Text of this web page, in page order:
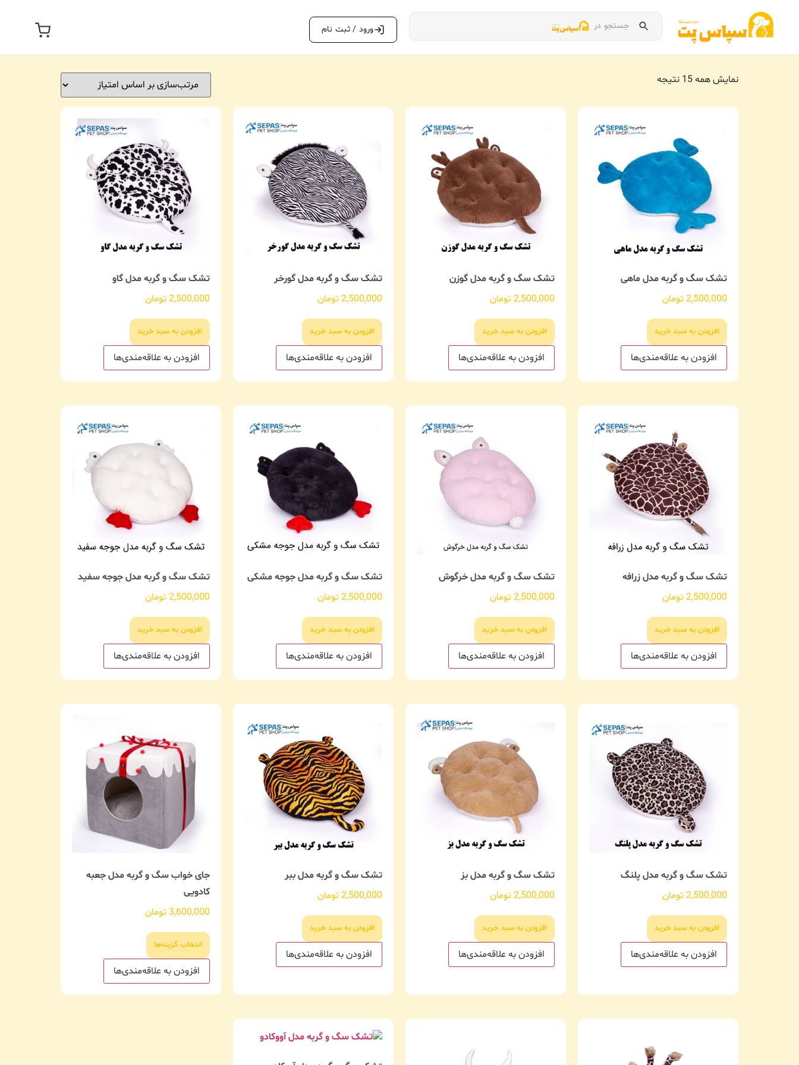
جستجو در ورود / ثبت نام
نمایش همه 15 نتیجه
تشک سگ و گربه مدل ماهی
2,500,000تومان
افزودن به سبد خرید
افزودن به علاقه‌مندی‌ها
تشک سگ و گربه مدل گوزن
2,500,000تومان
افزودن به سبد خرید
افزودن به علاقه‌مندی‌ها
تشک سگ و گربه مدل گورخر
2,500,000تومان
افزودن به سبد خرید
افزودن به علاقه‌مندی‌ها
تشک سگ و گربه مدل گاو
2,500,000تومان
افزودن به سبد خرید
افزودن به علاقه‌مندی‌ها
تشک سگ و گربه مدل زرافه
2,500,000تومان
افزودن به سبد خرید
افزودن به علاقه‌مندی‌ها
تشک سگ و گربه مدل خرگوش
2,500,000تومان
افزودن به سبد خرید
افزودن به علاقه‌مندی‌ها
تشک سگ و گربه مدل جوجه مشکی
2,500,000تومان
افزودن به سبد خرید
افزودن به علاقه‌مندی‌ها
تشک سگ و گربه مدل جوجه سفید
2,500,000تومان
افزودن به سبد خرید
افزودن به علاقه‌مندی‌ها
تشک سگ و گربه مدل پلنگ
2,500,000تومان
افزودن به سبد خرید
افزودن به علاقه‌مندی‌ها
تشک سگ و گربه مدل بز
2,500,000تومان
افزودن به سبد خرید
افزودن به علاقه‌مندی‌ها
تشک سگ و گربه مدل ببر
2,500,000تومان
افزودن به سبد خرید
افزودن به علاقه‌مندی‌ها
جای خواب سگ و گربه مدل جعبه
کادویی
3,600,000تومان
انتخاب گزینه‌ها
افزودن به علاقه‌مندی‌ها